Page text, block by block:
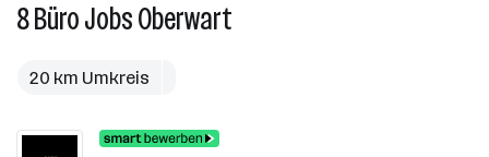
8BüroJobsOberwart
20 km Umkreis